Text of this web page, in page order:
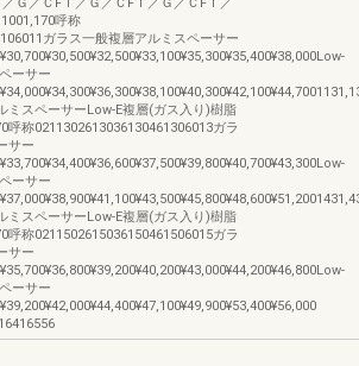
呼称
ガラス一般複層アルミスペーサー
ーサー
ミスペーサーLow-E複層(ガス入り)樹脂
呼称0211302613036130461306013ガラ
サー
ーサー
ミスペーサーLow-E複層(ガス入り)樹脂
呼称0211502615036150461506015ガラ
サー
ーサー